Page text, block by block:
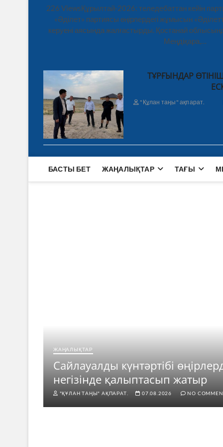
226 ViewsҚұрылтай-2026: теледебаттан кейін
«Әділет» партиясы өңірлердегі жұмысын
керуені аясында жалғастырды. Қостанай
Меңдіқара,…
ТҰРҒЫНДАР
"Құлан таңы" ақпарат.
БАСТЫ БЕТ ЖАҢАЛЫҚТАР ТАҒЫ
ЖАҢАЛЫҚТАР
Сайлауалды күнтәртібі
негізінде қалыптасып жатыр
"ҚҰЛАН ТАҢЫ" АҚПАРАТ. 07.08.2026 NO